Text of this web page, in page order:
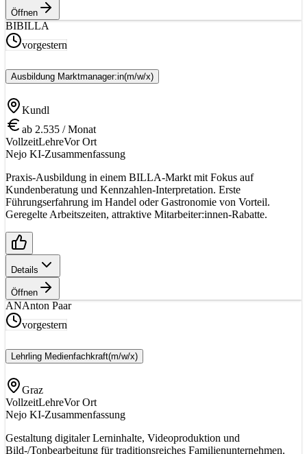
Öffnen
BIBILLA
vorgestern
Ausbildung Marktmanager:in(m/w/x)
Kundl
ab 2.535 / Monat
VollzeitLehreVor Ort
Nejo KI-Zusammenfassung
Praxis-Ausbildung in einem BILLA-Markt mit Fokus auf
Kundenberatung und Kennzahlen-Interpretation. Erste
Führungserfahrung im Handel oder Gastronomie von Vorteil.
Geregelte Arbeitszeiten, attraktive Mitarbeiter:innen-Rabatte.
Details
Öffnen
ANAnton Paar
vorgestern
Lehrling Medienfachkraft(m/w/x)
Graz
VollzeitLehreVor Ort
Nejo KI-Zusammenfassung
Gestaltung digitaler Lerninhalte, Videoproduktion und
Bild-/Tonbearbeitung für traditionsreiches Familienunternehmen.